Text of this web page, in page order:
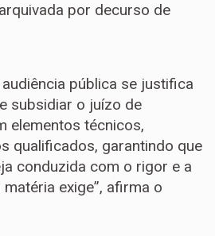
por decurso de
pública se justifica
subsidiar o juízo de
elementos técnicos,
qualificados, garantindo que
conduzida com o rigor e a
exige”, afirma o